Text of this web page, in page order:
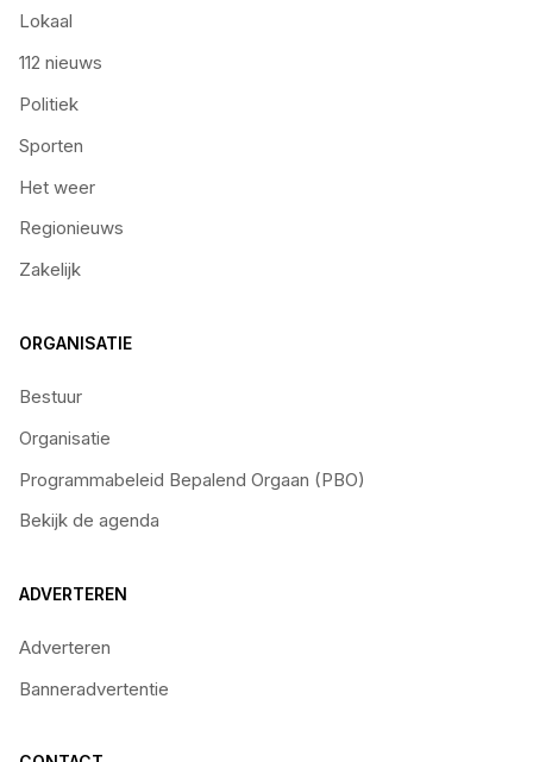
Lokaal
112 nieuws
Politiek
Sporten
Het weer
Regionieuws
Zakelijk
ORGANISATIE
Bestuur
Organisatie
Programmabeleid Bepalend Orgaan (PBO)
Bekijk de agenda
ADVERTEREN
Adverteren
Banneradvertentie